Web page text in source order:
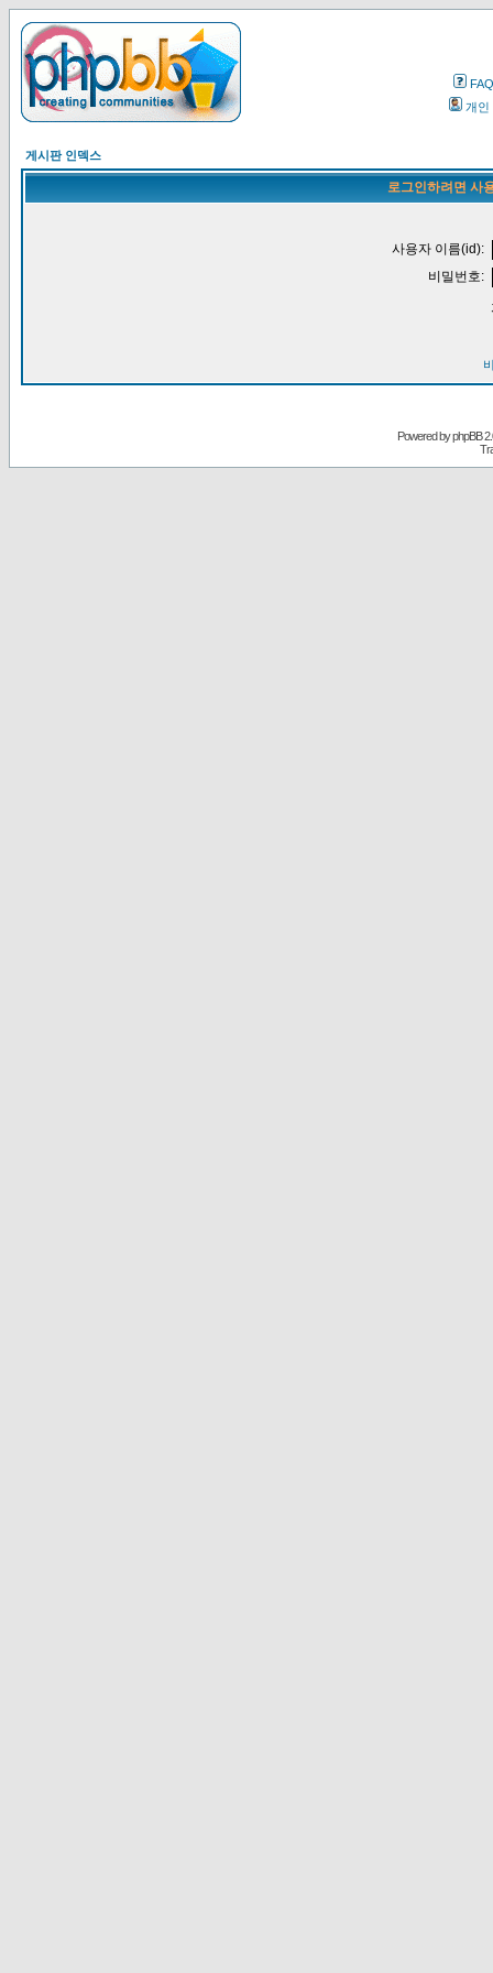
FAQ
개인
게시판 인덱스
로그인하려면 사
사용자 이름(id):
비밀번호:
Powered byphpBB